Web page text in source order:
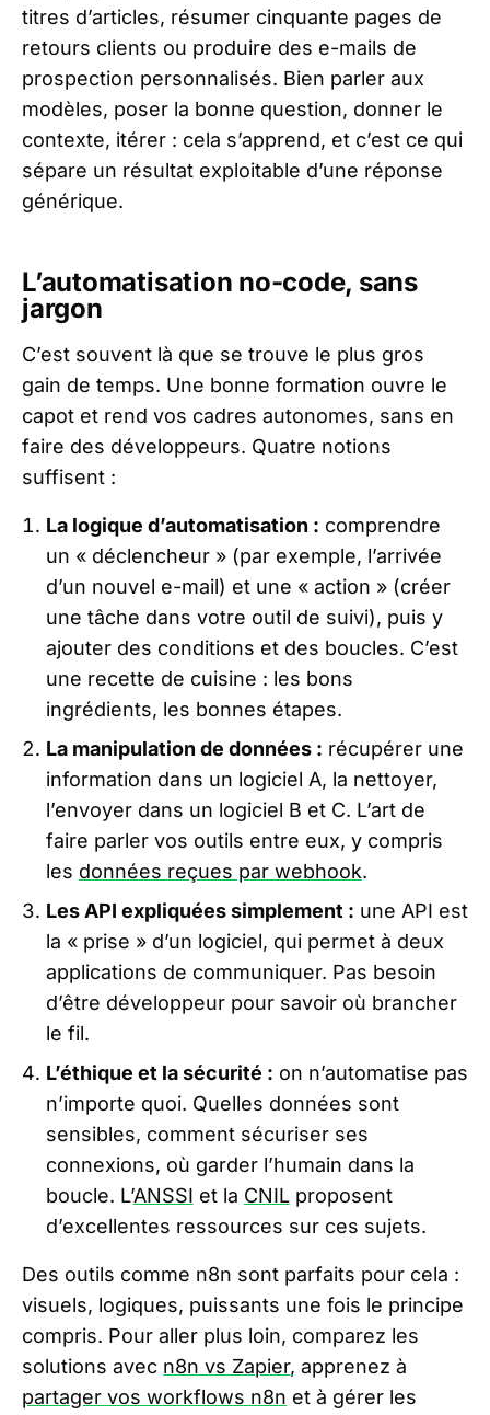
titres d’articles, résumer cinquante pages de
retours clients ou produire des e-mails de
prospection personnalisés. Bien parler aux
modèles, poser la bonne question, donner le
contexte, itérer : cela s’apprend, et c’est ce qui
sépare un résultat exploitable d’une réponse
générique.
L’automatisation no-code, sans
jargon
C’est souvent là que se trouve le plus gros
gain de temps. Une bonne formation ouvre le
capot et rend vos cadres autonomes, sans en
faire des développeurs. Quatre notions
suffisent :
La logique d’automatisation : comprendre
un « déclencheur » (par exemple, l’arrivée
d’un nouvel e-mail) et une « action » (créer
une tâche dans votre outil de suivi), puis y
ajouter des conditions et des boucles. C’est
une recette de cuisine : les bons
ingrédients, les bonnes étapes.
La manipulation de données : récupérer une
information dans un logiciel A, la nettoyer,
l’envoyer dans un logiciel B et C. L’art de
faire parler vos outils entre eux, y compris
les données reçues par webhook.
Les API expliquées simplement : une API est
la « prise » d’un logiciel, qui permet à deux
applications de communiquer. Pas besoin
d’être développeur pour savoir où brancher
le fil.
L’éthique et la sécurité : on n’automatise pas
n’importe quoi. Quelles données sont
sensibles, comment sécuriser ses
connexions, où garder l’humain dans la
boucle. L’ANSSI et la CNILproposent
d’excellentes ressources sur ces sujets.
Des outils comme n8n sont parfaits pour cela :
visuels, logiques, puissants une fois le principe
compris. Pour aller plus loin, comparez les
solutions avec n8n vs Zapier, apprenez à
partager vos workflows n8n et à gérer les